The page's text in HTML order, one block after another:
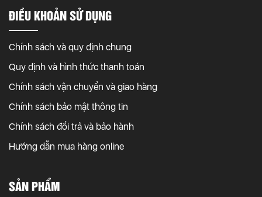
ĐIỀU KHOẢN SỬ DỤNG
Chính sách và quy định chung
Quy định và hình thức thanh toán
Chính sách vận chuyển và giao hàng
Chính sách bảo mật thông tin
Chính sách đổi trả và bảo hành
Hướng dẫn mua hàng online
SẢN PHẨM